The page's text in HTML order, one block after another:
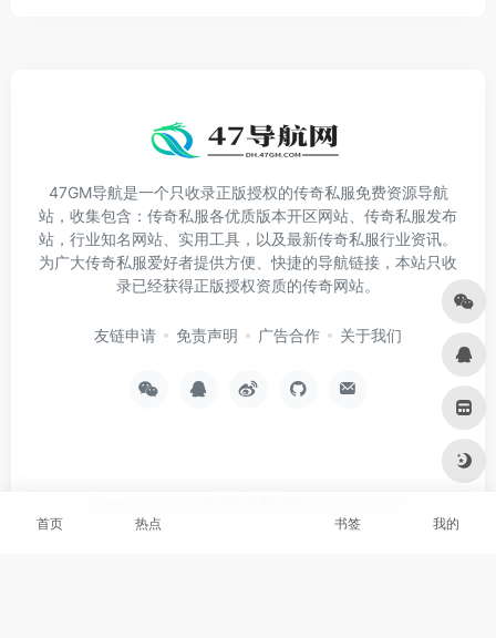
首页 热点 书签 我的
47GM导航是一个只收录正版授权的传奇私服免费资源导航
站，收集包含：传奇私服各优质版本开区网站、传奇私服发布
站，行业知名网站、实用工具，以及最新传奇私服行业资讯。
为广大传奇私服爱好者提供方便、快捷的导航链接，本站只收
录已经获得正版授权资质的传奇网站。
友链申请 免责声明 广告合作 关于我们